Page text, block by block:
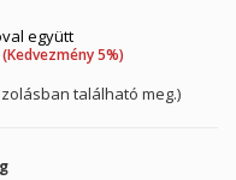
együtt
5%)
található meg.)